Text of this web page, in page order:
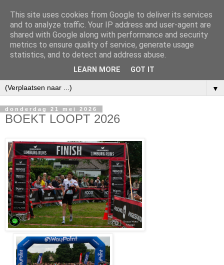
▼
donderdag 21 mei 2026
BOEKT LOOPT 2026
This site uses cookies from Google to deliver its services
and to analyze traffic. Your IP address and user-agent are
shared with Google along with performance and security
metrics to ensure quality of service, generate usage
statistics, and to detect and address abuse.
LEARN MORE GOT IT